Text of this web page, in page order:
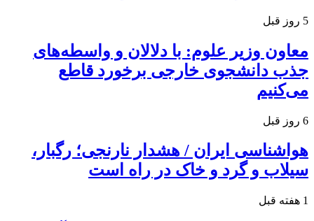
5 روز قبل
معاون وزیر علوم: با دلالان و واسطه‌های
جذب دانشجوی خارجی برخورد قاطع
می‌کنیم
6 روز قبل
هواشناسی ایران / هشدار نارنجی؛ رگبار،
سیلاب و گرد و خاک در راه است
1 هفته قبل